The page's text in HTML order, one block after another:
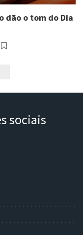
dão o tom do Dia
sociais